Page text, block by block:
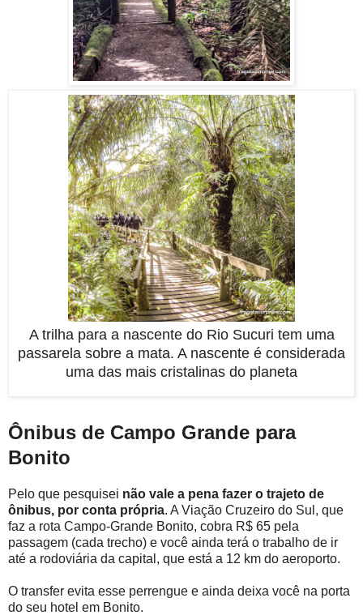
A trilha para a nascente do Rio Sucuri tem uma
passarela sobre a mata. A nascente é considerada
uma das mais cristalinas do planeta
Ônibus de Campo Grande para
Bonito
Pelo que pesquisei não vale a pena fazer o trajeto de
ônibus, por conta própria. A Viação Cruzeiro do Sul, que
faz a rota Campo-Grande Bonito, cobra R$ 65 pela
passagem (cada trecho) e você ainda terá o trabalho de ir
até a rodoviária da capital, que está a 12 km do aeroporto.
O transfer evita esse perrengue e ainda deixa você na porta
do seu hotel em Bonito.